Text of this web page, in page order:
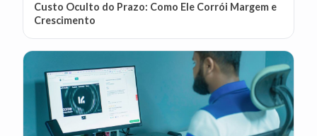
Custo Oculto do Prazo: Como Ele Corrói Margem e
Crescimento